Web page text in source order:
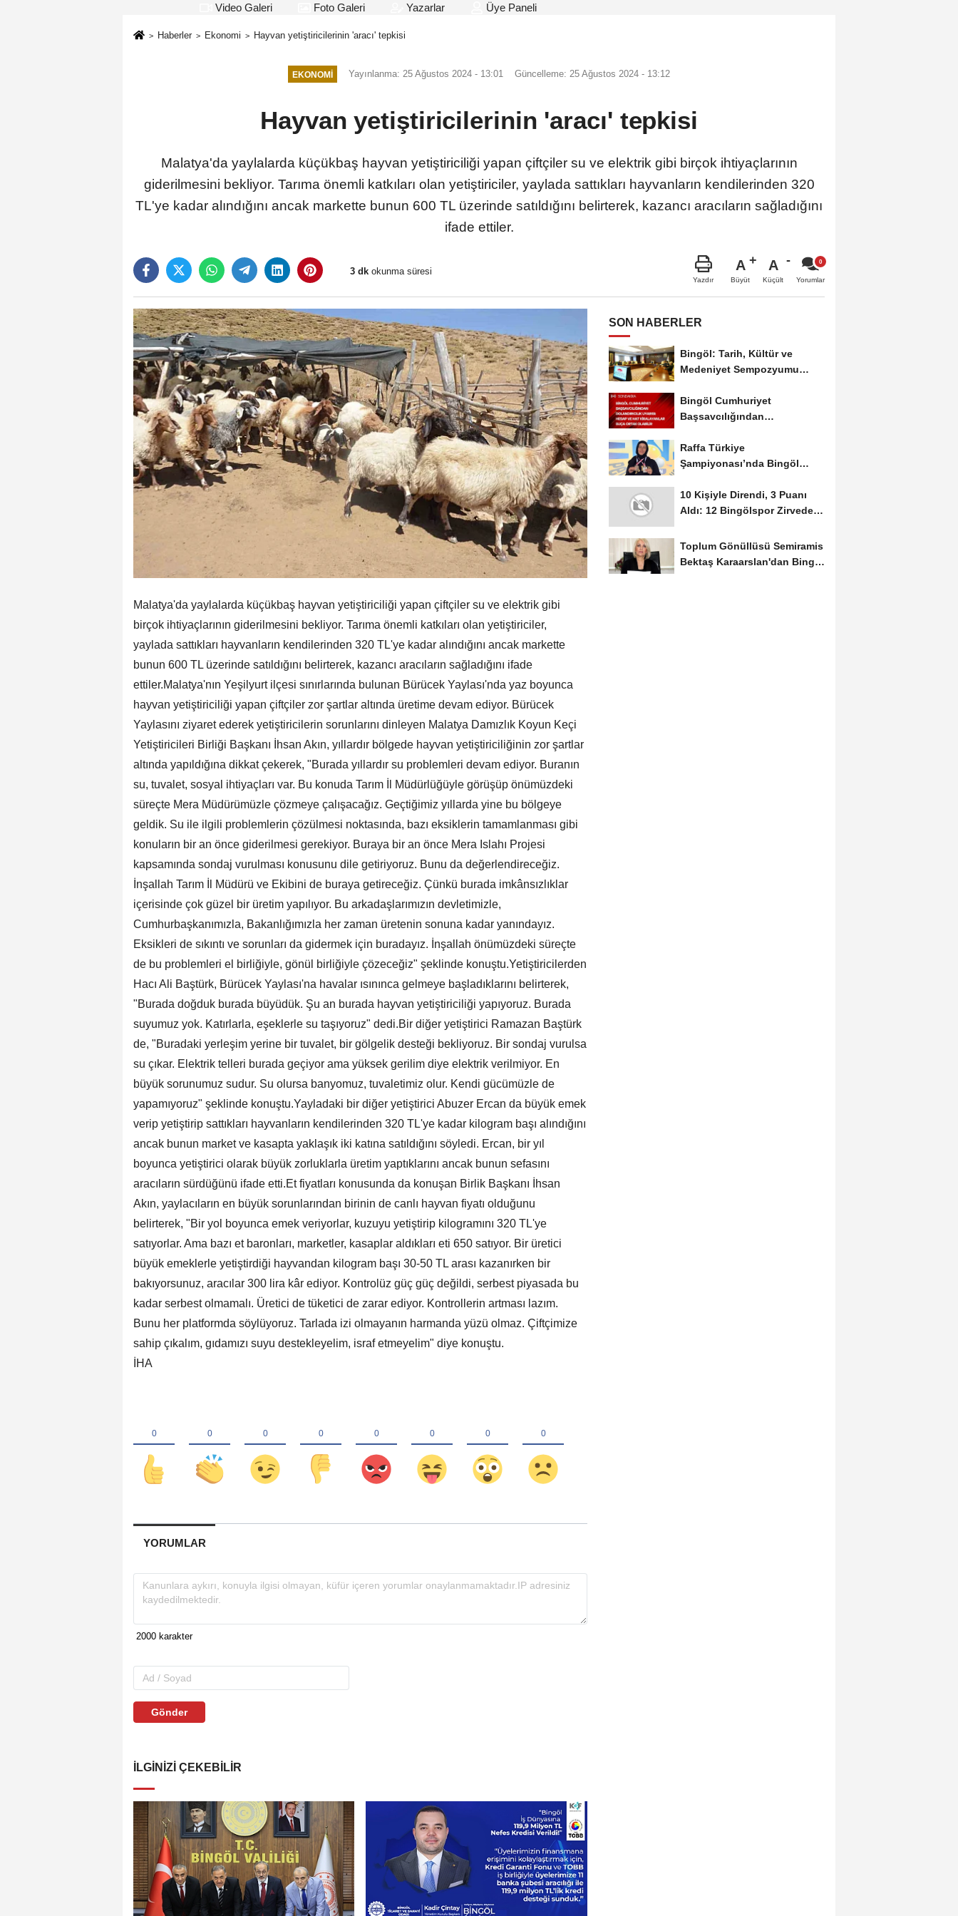
Video Galeri Foto Galeri Yazarlar Üye Paneli
Haberler Ekonomi Hayvan yetiştiricilerinin 'aracı' tepkisi
EKONOMI Yayınlanma: 25 Ağustos 2024 - 13:01 Güncelleme: 25 Ağustos 2024 - 13:12
Hayvan yetiştiricilerinin 'aracı' tepkisi
Malatya'da yaylalarda küçükbaş hayvan yetiştiriciliği yapan çiftçiler su ve elektrik gibi birçok ihtiyaçlarının
giderilmesini bekliyor. Tarıma önemli katkıları olan yetiştiriciler, yaylada sattıkları hayvanların kendilerinden 320
TL'ye kadar alındığını ancak markette bunun 600 TL üzerinde satıldığını belirterek, kazancı aracıların sağladığını
ifade ettiler.
3 dk okunma süresi
Yazdır
A
Büyüt
A
Küçült Yorumlar
Malatya'da yaylalarda küçükbaş hayvan yetiştiriciliği yapan çiftçiler su ve elektrik gibi
birçok ihtiyaçlarının giderilmesini bekliyor. Tarıma önemli katkıları olan yetiştiriciler,
yaylada sattıkları hayvanların kendilerinden 320 TL'ye kadar alındığını ancak markette
bunun 600 TL üzerinde satıldığını belirterek, kazancı aracıların sağladığını ifade
ettiler.Malatya'nın Yeşilyurt ilçesi sınırlarında bulunan Bürücek Yaylası'nda yaz boyunca
hayvan yetiştiriciliği yapan çiftçiler zor şartlar altında üretime devam ediyor. Bürücek
Yaylasını ziyaret ederek yetiştiricilerin sorunlarını dinleyen Malatya Damızlık Koyun Keçi
Yetiştiricileri Birliği Başkanı İhsan Akın, yıllardır bölgede hayvan yetiştiriciliğinin zor şartlar
altında yapıldığına dikkat çekerek, "Burada yıllardır su problemleri devam ediyor. Buranın
su, tuvalet, sosyal ihtiyaçları var. Bu konuda Tarım İl Müdürlüğüyle görüşüp önümüzdeki
süreçte Mera Müdürümüzle çözmeye çalışacağız. Geçtiğimiz yıllarda yine bu bölgeye
geldik. Su ile ilgili problemlerin çözülmesi noktasında, bazı eksiklerin tamamlanması gibi
konuların bir an önce giderilmesi gerekiyor. Buraya bir an önce Mera Islahı Projesi
kapsamında sondaj vurulması konusunu dile getiriyoruz. Bunu da değerlendireceğiz.
İnşallah Tarım İl Müdürü ve Ekibini de buraya getireceğiz. Çünkü burada imkânsızlıklar
içerisinde çok güzel bir üretim yapılıyor. Bu arkadaşlarımızın devletimizle,
Cumhurbaşkanımızla, Bakanlığımızla her zaman üretenin sonuna kadar yanındayız.
Eksikleri de sıkıntı ve sorunları da gidermek için buradayız. İnşallah önümüzdeki süreçte
de bu problemleri el birliğiyle, gönül birliğiyle çözeceğiz" şeklinde konuştu.Yetiştiricilerden
Hacı Ali Baştürk, Bürücek Yaylası'na havalar ısınınca gelmeye başladıklarını belirterek,
"Burada doğduk burada büyüdük. Şu an burada hayvan yetiştiriciliği yapıyoruz. Burada
suyumuz yok. Katırlarla, eşeklerle su taşıyoruz" dedi.Bir diğer yetiştirici Ramazan Baştürk
de, "Buradaki yerleşim yerine bir tuvalet, bir gölgelik desteği bekliyoruz. Bir sondaj vurulsa
su çıkar. Elektrik telleri burada geçiyor ama yüksek gerilim diye elektrik verilmiyor. En
büyük sorunumuz sudur. Su olursa banyomuz, tuvaletimiz olur. Kendi gücümüzle de
yapamıyoruz" şeklinde konuştu.Yayladaki bir diğer yetiştirici Abuzer Ercan da büyük emek
verip yetiştirip sattıkları hayvanların kendilerinden 320 TL'ye kadar kilogram başı alındığını
ancak bunun market ve kasapta yaklaşık iki katına satıldığını söyledi. Ercan, bir yıl
boyunca yetiştirici olarak büyük zorluklarla üretim yaptıklarını ancak bunun sefasını
aracıların sürdüğünü ifade etti.Et fiyatları konusunda da konuşan Birlik Başkanı İhsan
Akın, yaylacıların en büyük sorunlarından birinin de canlı hayvan fiyatı olduğunu
belirterek, "Bir yol boyunca emek veriyorlar, kuzuyu yetiştirip kilogramını 320 TL'ye
satıyorlar. Ama bazı et baronları, marketler, kasaplar aldıkları eti 650 satıyor. Bir üretici
büyük emeklerle yetiştirdiği hayvandan kilogram başı 30-50 TL arası kazanırken bir
bakıyorsunuz, aracılar 300 lira kâr ediyor. Kontrolüz güç güç değildi, serbest piyasada bu
kadar serbest olmamalı. Üretici de tüketici de zarar ediyor. Kontrollerin artması lazım.
Bunu her platformda söylüyoruz. Tarlada izi olmayanın harmanda yüzü olmaz. Çiftçimize
sahip çıkalım, gıdamızı suyu destekleyelim, israf etmeyelim" diye konuştu.
İHA
YORUMLAR
Gönder
İLGINIZI ÇEKEBILIR
SON HABERLER
Bingöl: Tarih, Kültür ve
Medeniyet Sempozyumu
Bingöl Cumhuriyet
Başsavcılığından
Raffa Türkiye
Şampiyonası’nda Bingöl
10 Kişiyle Direndi, 3 Puanı
Aldı: 12 Bingölspor Zirvedeki
Toplum Gönüllüsü Semiramis
Bektaş Karaarslan'dan Bingöl